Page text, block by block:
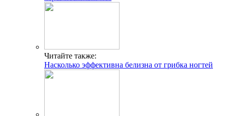
Читайте также:
Насколько эффективна белизна от грибка ногтей